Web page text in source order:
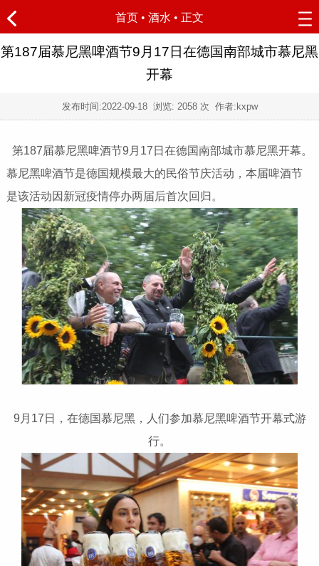
首页 • 酒水 • 正文
第187届慕尼黑啤酒节9月17日在德国南部城市慕尼黑
开幕
发布时间:2022-09-18浏览: 2058 次 作者:kxpw
第187届慕尼黑啤酒节9月17日在德国南部城市慕尼黑开幕。
慕尼黑啤酒节是德国规模最大的民俗节庆活动，本届啤酒节
是该活动因新冠疫情停办两届后首次回归。
9月17日，在德国慕尼黑，人们参加慕尼黑啤酒节开幕式游
行。